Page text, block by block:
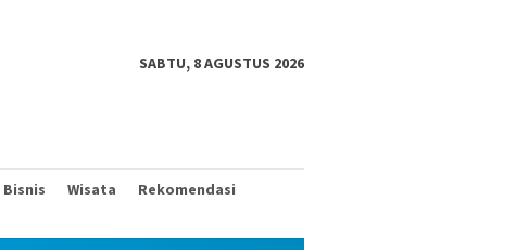
SABTU, 8 AGUSTUS 2026
Bisnis Wisata
Rekomendasi